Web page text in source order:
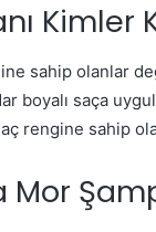
Kimler
sahip olanlar
boyalı saça
rengine sahip
Mor